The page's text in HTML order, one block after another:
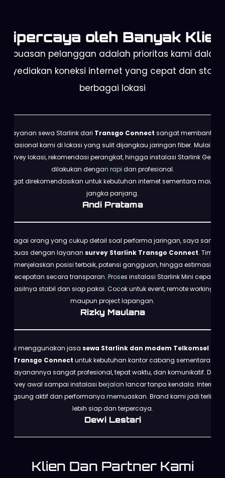
Dipercaya oleh Banyak Klien
Kepuasan pelanggan adalah prioritas kami dalam
koneksi internet yang cepat dan stabil
berbagai lokasi
Layanan sewa Starlink dari Transgo Connect sangat membantu
operasional kami di lokasi yang sulit dijangkau jaringan fiber. Mulai dari
survey lokasi, rekomendasi perangkat, hingga instalasi Starlink Gen 3
dilakukan dengan rapi dan profesional.
Sangat direkomendasikan untuk kebutuhan internet sementara maupun
jangka panjang.
Andi Pratama
Sebagai orang yang cukup detail soal performa jaringan, saya sangat
puas dengan layanan survey Starlink Transgo Connect. Tim
menjelaskan posisi terbaik, potensi gangguan, hingga estimasi
kecepatan secara transparan. Proses instalasi Starlink Mini cepat,
hasilnya stabil dan siap pakai. Cocok untuk event, remote working,
maupun project lapangan.
Rizky Maulana
Kami menggunakan jasa sewa Starlink dan modem Telkomsel dari
Transgo Connect untuk kebutuhan kantor cabang sementara.
Pelayanannya sangat profesional, tepat waktu, dan komunikatif. Dari
survey awal sampai instalasi berjalan lancar tanpa kendala. Internet
langsung aktif dan performanya memuaskan. Brand kami jadi terlihat
lebih siap dan terpercaya.
Dewi Lestari
Klien Dan Partner Kami
PT. Trans News